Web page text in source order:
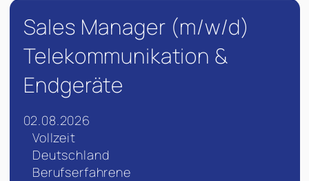
Sales Manager (m/w/d)
Telekommunikation &
Endgeräte
02.08.2026
Vollzeit
Deutschland
Berufserfahrene